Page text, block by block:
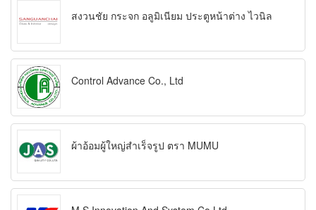
สงวนชัย กระจก อลูมิเนียม ประตูหน้าต่าง ไวนิล
Control Advance Co., Ltd
ผ้าอ้อมผู้ใหญ่สำเร็จรูป ตรา MUMU